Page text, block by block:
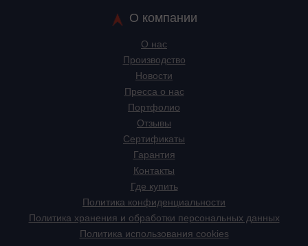
О компании
О нас
Производство
Новости
Пресса о нас
Портфолио
Отзывы
Сертификаты
Гарантия
Контакты
Где купить
Политика конфиденциальности
Политика хранения и обработки персональных данных
Политика использования cookies